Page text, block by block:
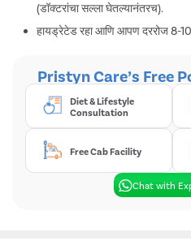
(डॉक्टरांचा सल्ला घेतल्यानंतरच).
हायड्रेटेड रहा आणि आपण दररोज 8-10
Pristyn Care’s Free
Diet & Lifestyle
Consultation
Free Cab Facility
Chat with
Book Your
Are you going
symptoms?
गुदद्वाराच्या